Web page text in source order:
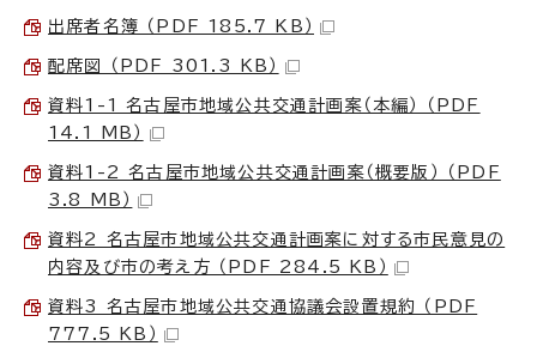
出席者名簿 （PDF 185.7 KB）
配席図 （PDF 301.3 KB）
資料1-1 名古屋市地域公共交通計画案（本編） （PDF
14.1 MB）
資料1-2 名古屋市地域公共交通計画案（概要版） （PDF
3.8 MB）
資料2 名古屋市地域公共交通計画案に対する市民意見の
内容及び市の考え方 （PDF 284.5 KB）
資料3 名古屋市地域公共交通協議会設置規約 （PDF
777.5 KB）